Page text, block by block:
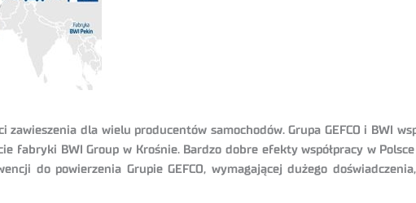
dla wielu producentów samochodów. Grupa GEFCO i BWI
fabryki BWI Group w Krośnie. Bardzo dobre efekty współpracy w
do powierzenia Grupie GEFCO, wymagającej dużego